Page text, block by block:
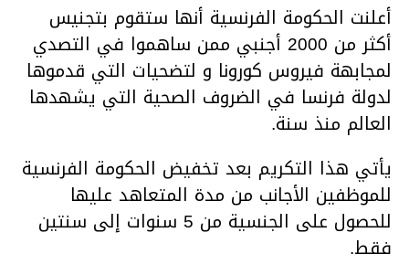
أعلنت الحكومة الفرنسية أنها ستقوم بتجنيس
أكثر من 2000 أجنبي ممن ساهموا في التصدي
لمجابهة فيروس كورونا و لتضحيات التي قدموها
لدولة فرنسا في الضروف الصحية التي يشهدها
العالم منذ سنة.
يأتي هذا التكريم بعد تخفيض الحكومة الفرنسية
للموظفين الأجانب من مدة المتعاهد عليها
للحصول على الجنسية من 5 سنوات إلى سنتين
فقط.